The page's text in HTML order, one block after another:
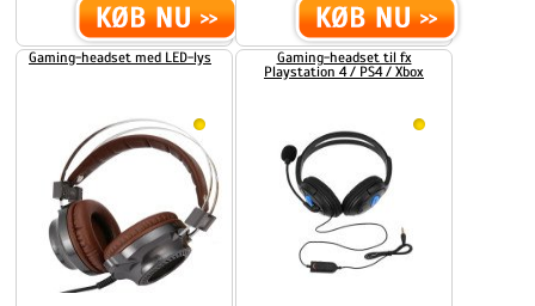
Gaming-headset med LED-lys
Gaming-headset til fx
Playstation 4 / PS4 / Xbox